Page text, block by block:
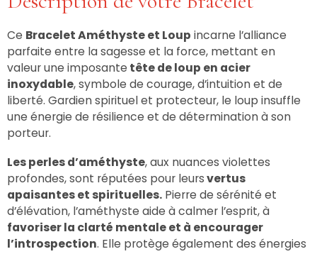
Ce Bracelet Améthyste et Loup incarne l’alliance
parfaite entre la sagesse et la force, mettant en
valeur une imposante tête de loup en acier
inoxydable, symbole de courage, d’intuition et de
liberté. Gardien spirituel et protecteur, le loup insuffle
une énergie de résilience et de détermination à son
porteur.
Les perles d’améthyste, aux nuances violettes
profondes, sont réputées pour leursvertus
apaisantes et spirituelles. Pierre de sérénité et
d’élévation, l’améthyste aide à calmer l’esprit, à
favoriser la clarté mentale et à encourager
l’introspection. Elle protège également des énergies